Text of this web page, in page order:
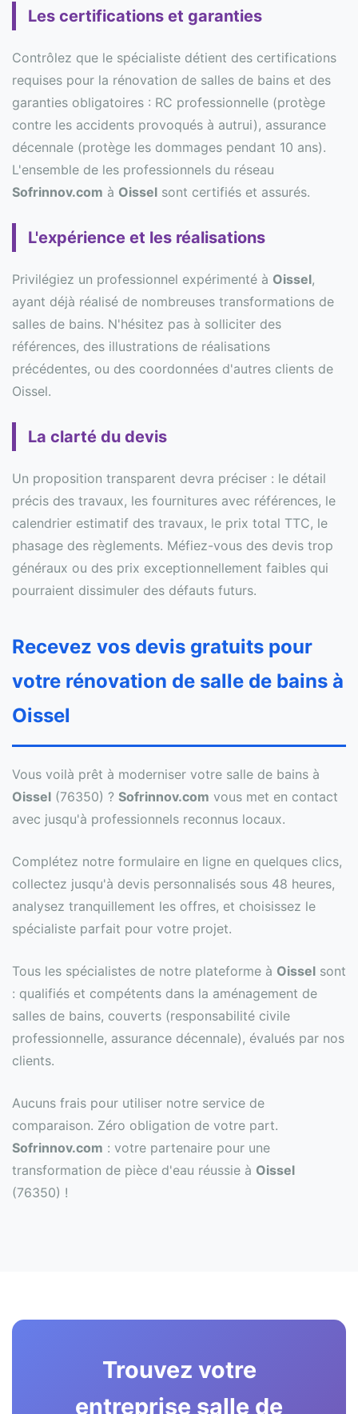
Les certifications et garanties
Contrôlez que le spécialiste détient des certifications
requises pour la rénovation de salles de bains et des
garanties obligatoires : RC professionnelle (protège
contre les accidents provoqués à autrui), assurance
décennale (protège les dommages pendant 10 ans).
L'ensemble de les professionnels du réseau
Sofrinnov.com à Oissel sont certifiés et assurés.
L'expérience et les réalisations
Privilégiez un professionnel expérimenté à Oissel,
ayant déjà réalisé de nombreuses transformations de
salles de bains. N'hésitez pas à solliciter des
références, des illustrations de réalisations
précédentes, ou des coordonnées d'autres clients de
Oissel.
La clarté du devis
Un proposition transparent devra préciser : le détail
précis des travaux, les fournitures avec références, le
calendrier estimatif des travaux, le prix total TTC, le
phasage des règlements. Méfiez-vous des devis trop
généraux ou des prix exceptionnellement faibles qui
pourraient dissimuler des défauts futurs.
Recevez vos devis gratuits pour
votre rénovation de salle de bains à
Oissel
Vous voilà prêt à moderniser votre salle de bains à
Oissel (76350) ? Sofrinnov.com vous met en contact
avec jusqu'à professionnels reconnus locaux.
Complétez notre formulaire en ligne en quelques clics,
collectez jusqu'à devis personnalisés sous 48 heures,
analysez tranquillement les offres, et choisissez le
spécialiste parfait pour votre projet.
Tous les spécialistes de notre plateforme à Oissel sont
: qualifiés et compétents dans la aménagement de
salles de bains, couverts (responsabilité civile
professionnelle, assurance décennale), évalués par nos
clients.
Aucuns frais pour utiliser notre service de
comparaison. Zéro obligation de votre part.
Sofrinnov.com : votre partenaire pour une
transformation de pièce d'eau réussie à Oissel
(76350) !
Trouvez votre
entreprise salle de